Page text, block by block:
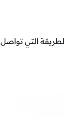
التي تواصل